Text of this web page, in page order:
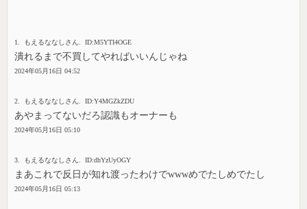
1. もえるななしさん. ID:M5YTI4OGE
潰れるまで不買してやればいいんじゃね
2024年05月16日 04:52
2. もえるななしさん. ID:Y4MGZkZDU
あやまってないだろ認識もオーナーも
2024年05月16日 05:10
3. もえるななしさん. ID:dhYzUyOGY
まあこれで反日が知れ渡ったわけでwwwめでたしめでたし
2024年05月16日 05:13